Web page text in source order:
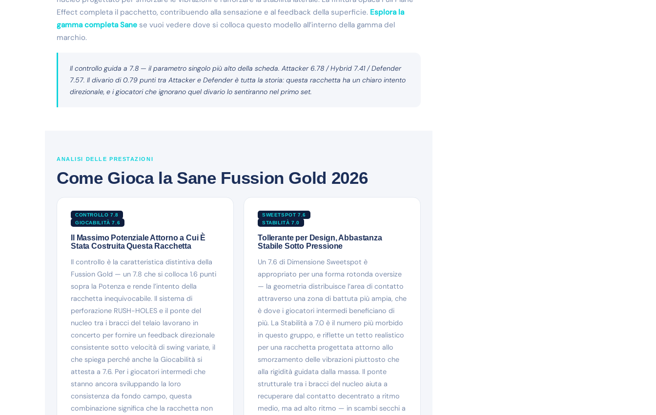
Effect completa il pacchetto, contribuendo alla sensazione e al feedback della superficie. Esplora la
gamma completa Sane se vuoi vedere dove si colloca questo modello all’interno della gamma del
marchio.
Il controllo guida a 7.8 — il parametro singolo più alto della scheda. Attacker 6.78 / Hybrid 7.41 / Defender
7.57. Il divario di 0.79 punti tra Attacker e Defender è tutta la storia: questa racchetta ha un chiaro intento
direzionale, e i giocatori che ignorano quel divario lo sentiranno nel primo set.
ANALISI DELLE PRESTAZIONI
Come Gioca la Sane Fussion Gold 2026
CONTROLLO 7.8
GIOCABILITÀ 7.6
Il Massimo Potenziale Attorno a Cui È
Stata Costruita Questa Racchetta
Il controllo è la caratteristica distintiva della
Fussion Gold — un 7.8 che si colloca 1.6 punti
sopra la Potenza e rende l’intento della
racchetta inequivocabile. Il sistema di
perforazione RUSH-HOLES e il ponte del
nucleo tra i bracci del telaio lavorano in
concerto per fornire un feedback direzionale
consistente sotto velocità di swing variate, il
che spiega perché anche la Giocabilità si
attesta a 7.6. Per i giocatori intermedi che
stanno ancora sviluppando la loro
consistenza da fondo campo, questa
combinazione significa che la racchetta non
SWEETSPOT 7.6
STABILITÀ 7.0
Tollerante per Design, Abbastanza
Stabile Sotto Pressione
Un 7.6 di Dimensione Sweetspot è
appropriato per una forma rotonda oversize
— la geometria distribuisce l’area di contatto
attraverso una zona di battuta più ampia, che
è dove i giocatori intermedi beneficiano di
più. La Stabilità a 7.0 è il numero più morbido
in questo gruppo, e riflette un tetto realistico
per una racchetta progettata attorno allo
smorzamento delle vibrazioni piuttosto che
alla rigidità guidata dalla massa. Il ponte
strutturale tra i bracci del nucleo aiuta a
recuperare dal contatto decentrato a ritmo
medio, ma ad alto ritmo — in scambi secchi a